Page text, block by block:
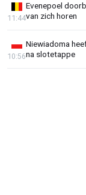
Evenepoel
van zich horen
11:44
Niewiadoma
na slotetappe
10:56